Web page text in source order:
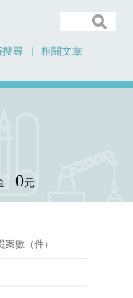
搜尋
相關文章
0元